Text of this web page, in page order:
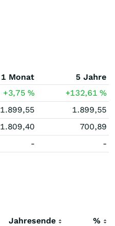
1 Monat
5 Jahre
+3,75% +132,61%
1.899,55
1.899,55
1.809,40
700,89
- -
Jahresende
%